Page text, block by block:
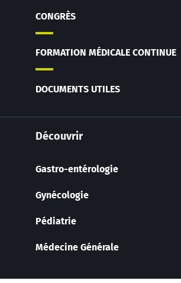
CONGRÈS
FORMATION MÉDICALE CONTINUE
DOCUMENTS UTILES
Découvrir
Gastro-entérologie
Gynécologie
Pédiatrie
Médecine Générale